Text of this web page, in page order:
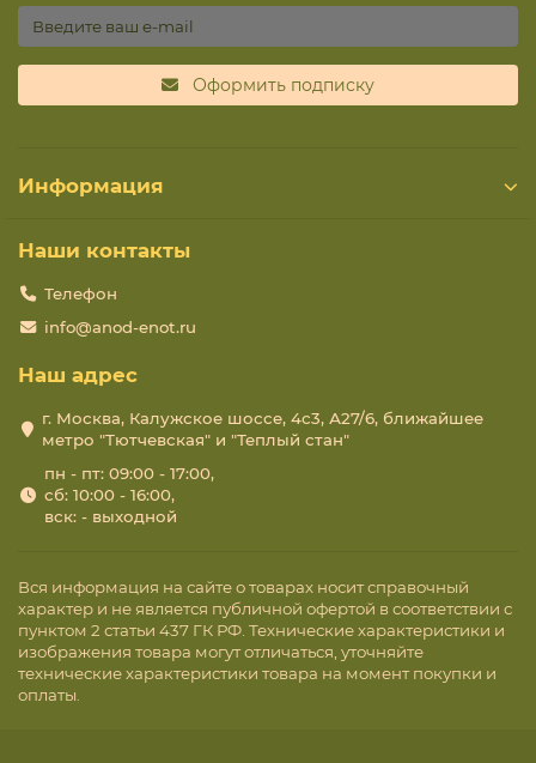
Оформить подписку
Информация
Наши контакты
Телефон
info@anod-enot.ru
Наш адрес
г. Москва, Калужское шоссе, 4с3, А27/6, ближайшее
метро "Тютчевская" и "Теплый стан"
пн - пт: 09:00 - 17:00,
сб: 10:00 - 16:00,
вск: - выходной
Вся информация на сайте о товарах носит справочный
характер и не является публичной офертой в соответствии с
пунктом 2 статьи 437 ГК РФ. Технические характеристики и
изображения товара могут отличаться, уточняйте
технические характеристики товара на момент покупки и
оплаты.